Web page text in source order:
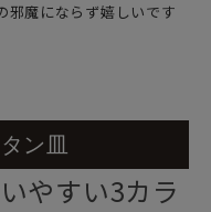
邪魔にならず嬉しいです
ン皿
やすい3カラ